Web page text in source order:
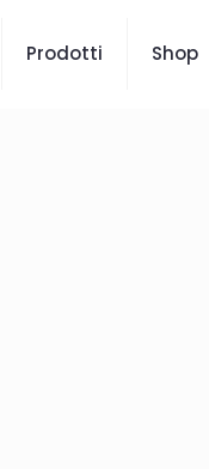
Prodotti Shop